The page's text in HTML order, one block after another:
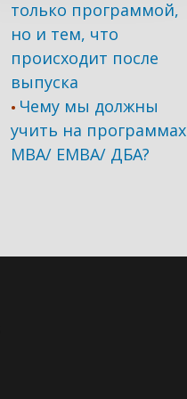
только программой,
но и тем, что
происходит после
выпуска
• Чему мы должны
учить на программах
МВА/ ЕМВА/ ДБА?